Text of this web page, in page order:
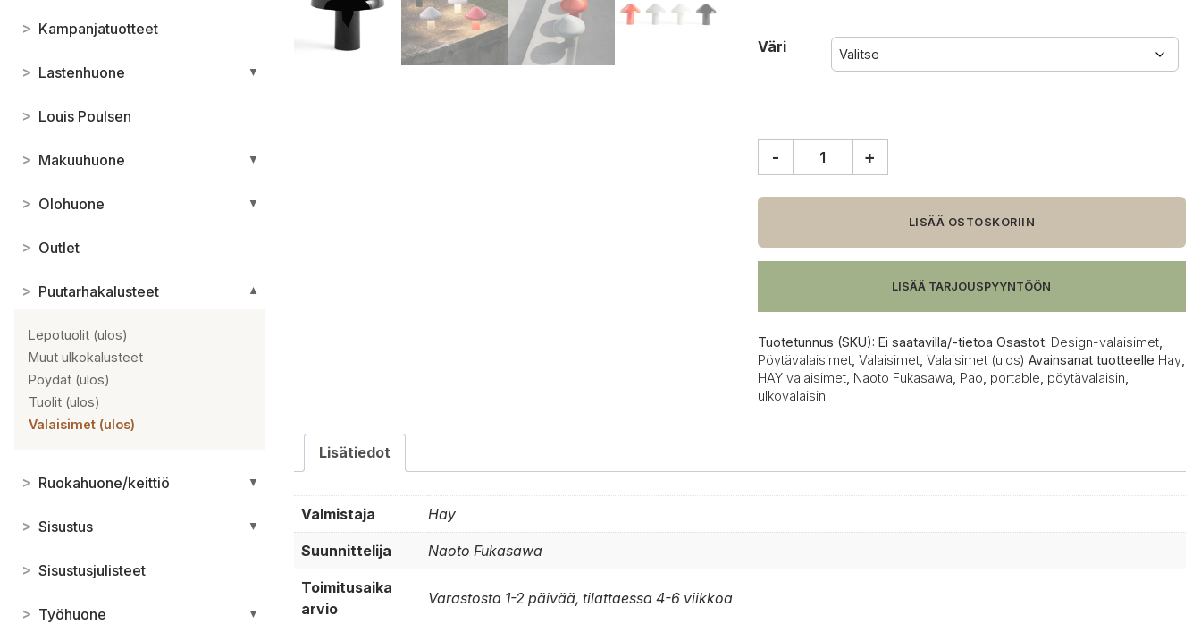
> Kampanjatuotteet
> Lastenhuone ▼
> Louis Poulsen
> Makuuhuone ▼
> Olohuone ▼
> Outlet
> Puutarhakalusteet ▼
Lepotuolit (ulos)
Muut ulkokalusteet
Pöydät (ulos)
Tuolit (ulos)
Valaisimet (ulos)
> Ruokahuone/keittiö ▼
> Sisustus ▼
> Sisustusjulisteet
> Työhuone ▼
Väri
portable
määrä
- +
LISÄÄ OSTOSKORIIN
LISÄÄ TARJOUSPYYNTÖÖN
Tuotetunnus (SKU): Ei saatavilla/-tietoa Osastot: Design-valaisimet,
Pöytävalaisimet, Valaisimet, Valaisimet (ulos) Avainsanat tuotteelle Hay,
HAY valaisimet, Naoto Fukasawa Pao portable pöytävalaisin
ulkovalaisin
Lisätiedot
Valmistaja Hay
Suunnittelija Naoto Fukasawa
Toimitusaika
arvio
Varastosta 1-2 päivää, tilattaessa 4-6 viikkoa